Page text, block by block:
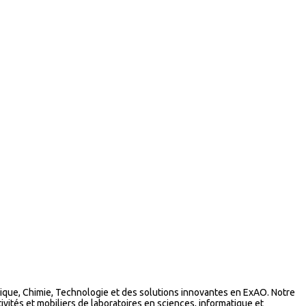
Chimie, Technologie et des solutions innovantes en ExAO. Notre
et mobiliers de laboratoires en sciences, informatique et